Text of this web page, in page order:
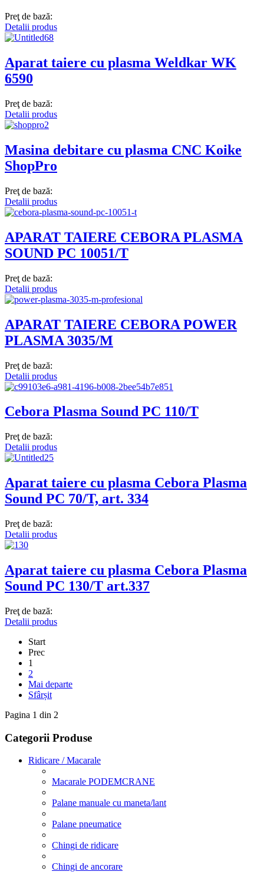
Preţ de bază:
Detalii produs
Aparat taiere cu plasma Weldkar WK
6590
Preţ de bază:
Detalii produs
Masina debitare cu plasma CNC Koike
ShopPro
Preţ de bază:
Detalii produs
APARAT TAIERE CEBORA PLASMA
SOUND PC 10051/T
Preţ de bază:
Detalii produs
APARAT TAIERE CEBORA POWER
PLASMA 3035/M
Preţ de bază:
Detalii produs
Cebora Plasma Sound PC 110/T
Preţ de bază:
Detalii produs
Aparat taiere cu plasma Cebora Plasma
Sound PC 70/T, art. 334
Preţ de bază:
Detalii produs
Aparat taiere cu plasma Cebora Plasma
Sound PC 130/T art.337
Preţ de bază:
Detalii produs
Start
Prec
1
2
Mai departe
Sfârșit
Pagina 1 din 2
Categorii Produse
Ridicare / Macarale
Macarale PODEMCRANE
Palane manuale cu maneta/lant
Palane pneumatice
Chingi de ridicare
Chingi de ancorare